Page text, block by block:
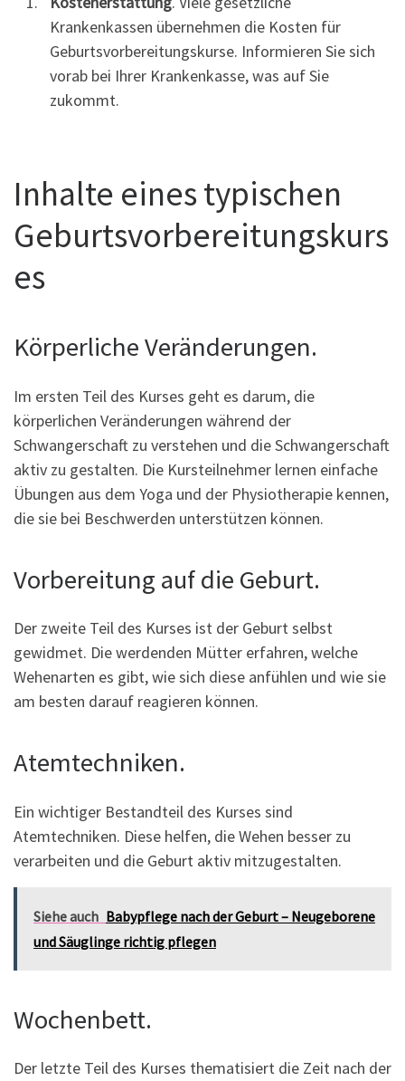
Krankenkassen übernehmen die Kosten für
Geburtsvorbereitungskurse. Informieren Sie sich
vorab bei Ihrer Krankenkasse, was auf Sie
zukommt.
Inhalte eines typischen
Geburtsvorbereitungskurs
es
Körperliche Veränderungen.
Im ersten Teil des Kurses geht es darum, die
körperlichen Veränderungen während der
Schwangerschaft zu verstehen und die Schwangerschaft
aktiv zu gestalten. Die Kursteilnehmer lernen einfache
Übungen aus dem Yoga und der Physiotherapie kennen,
die sie bei Beschwerden unterstützen können.
Vorbereitung auf die Geburt.
Der zweite Teil des Kurses ist der Geburt selbst
gewidmet. Die werdenden Mütter erfahren, welche
Wehenarten es gibt, wie sich diese anfühlen und wie sie
am besten darauf reagieren können.
Atemtechniken.
Ein wichtiger Bestandteil des Kurses sind
Atemtechniken. Diese helfen, die Wehen besser zu
verarbeiten und die Geburt aktiv mitzugestalten.
Siehe auch Babypflege nach der Geburt – Neugeborene
und Säuglinge richtig pflegen
Wochenbett.
Der letzte Teil des Kurses thematisiert die Zeit nach der